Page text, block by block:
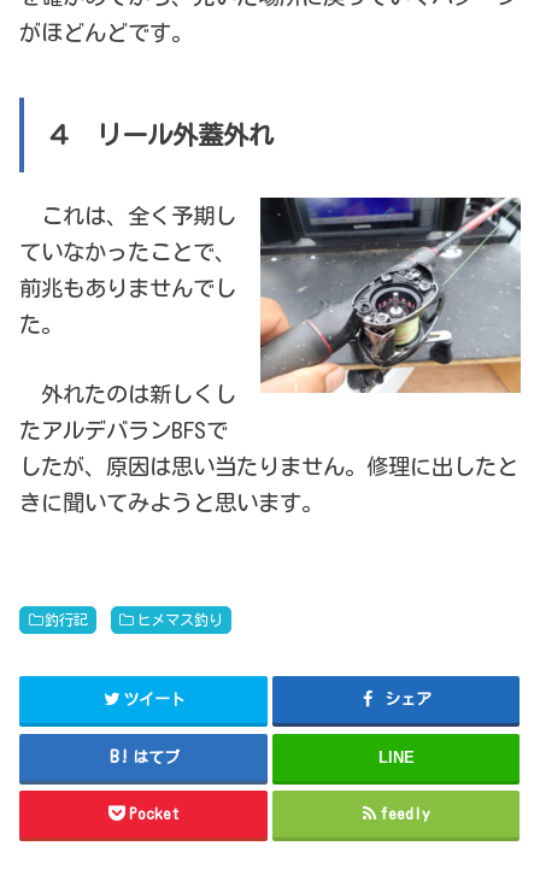
がほどんどです。
４ リール外蓋外れ
これは、全く予期し
ていなかったことで、
前兆もありませんでし
た。
外れたのは新しくし
たアルデバランBFSで
したが、原因は思い当たりません。修理に出したと
きに聞いてみようと思います。
釣行記 ヒメマス釣り
ツイート シェア
はてブ LINE
Pocket feedly